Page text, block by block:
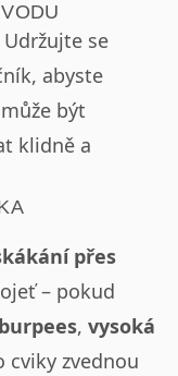
se
abyste
být
klidně a
přes
– pokud
burpees, vysoká
cviky zvednou